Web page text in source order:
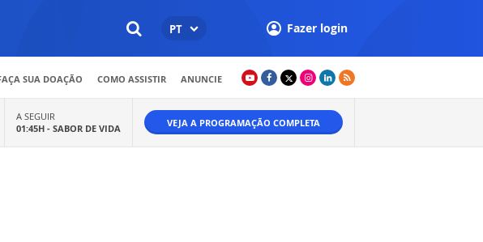
PT Fazer login
SUA DOAÇÃO COMO ASSISTIR ANUNCIE
A SEGUIR
01:45H - SABOR DE VIDA VEJA A PROGRAMAÇÃO COMPLETA